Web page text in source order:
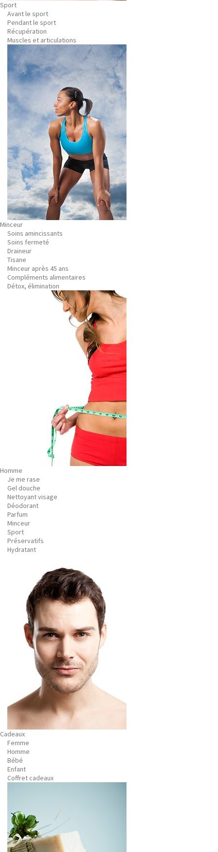
Sport
Avant le sport
Pendant le sport
Récupération
Muscles et articulations
Minceur
Soins amincissants
Soins fermeté
Draineur
Tisane
Minceur après 45 ans
Compléments alimentaires
Détox, élimination
Homme
Je me rase
Gel douche
Nettoyant visage
Déodorant
Parfum
Minceur
Sport
Préservatifs
Hydratant
Cadeaux
Femme
Homme
Bébé
Enfant
Coffret cadeaux